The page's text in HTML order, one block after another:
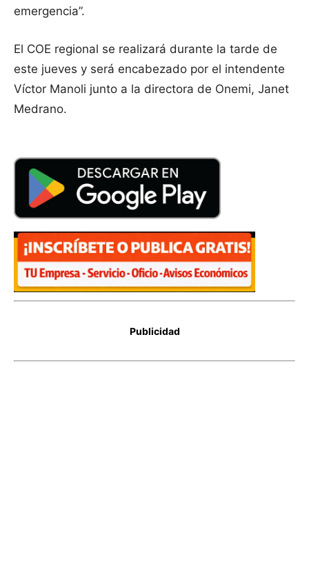
emergencia”.
El COE regional se realizará durante la tarde de
este jueves y será encabezado por el intendente
Víctor Manoli junto a la directora de Onemi, Janet
Medrano.
Publicidad